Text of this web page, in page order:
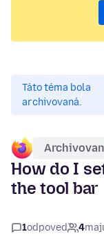
Táto téma bola
archivovaná.
How do I
the tool bar
1odpoveď 4